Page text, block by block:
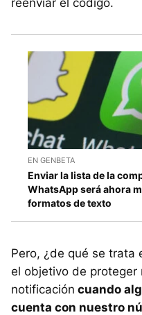
reenviar el código.
EN GENBETA
Enviar la lista de la
WhatsApp será ahora
formatos de texto
Pero, ¿de qué se trata
el objetivo de proteger
notificación cuando
cuenta con nuestro